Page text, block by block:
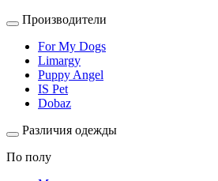
Производители
For My Dogs
Limargy
Puppy Angel
IS Pet
Dobaz
Различия одежды
По полу